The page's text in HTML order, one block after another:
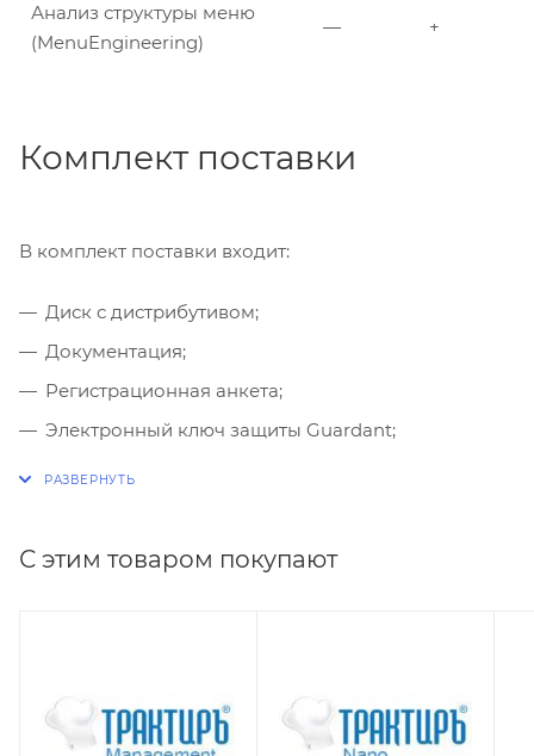
Анализ структуры меню
(MenuEngineering)
— +
Комплект поставки
В комплект поставки входит:
Диск с дистрибутивом;
Документация;
Регистрационная анкета;
Электронный ключ защиты Guardant;
Конверт для отправки регистрационной анкеты
С этим товаром покупают